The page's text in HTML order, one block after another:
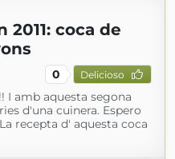
2011: coca de
0 Delicioso
I amb aquesta segona
d'una cuinera. Espero
recepta d' aquesta coca